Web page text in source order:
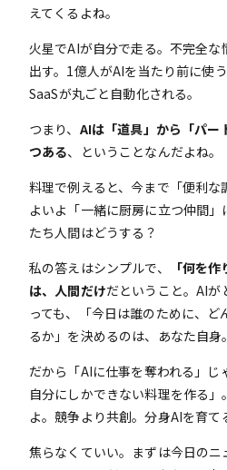
えてくるよね。
火星でAIが自分で走る。不完全な
出す。1億人がAIを当たり前に使
SaaSが丸ごと自動化される。
つまり、 AIは「道具」から「パー
つある、ということなんだよね。
料理で例えると、今まで「便利
よいよ「一緒に厨房に立つ仲間
たち人間はどうする？
私の答えはシンプルで、
「何を
は、人間だけだということ。AIが
っても、「今日は誰のために、
るか」を決めるのは、あなた自身。
だから「AIに仕事を奪われる」じ
自分にしかできない料理を作る
よ。競争より共創。分身AIを育て
焦らなくていい。まずは今日のニ